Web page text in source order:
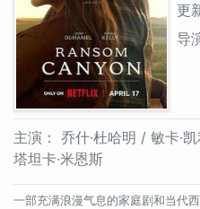
更
导
主演： 乔什·杜哈明 / 敏卡·
塔坦卡·米恩斯
一部充满浪漫气息的家庭剧和当代